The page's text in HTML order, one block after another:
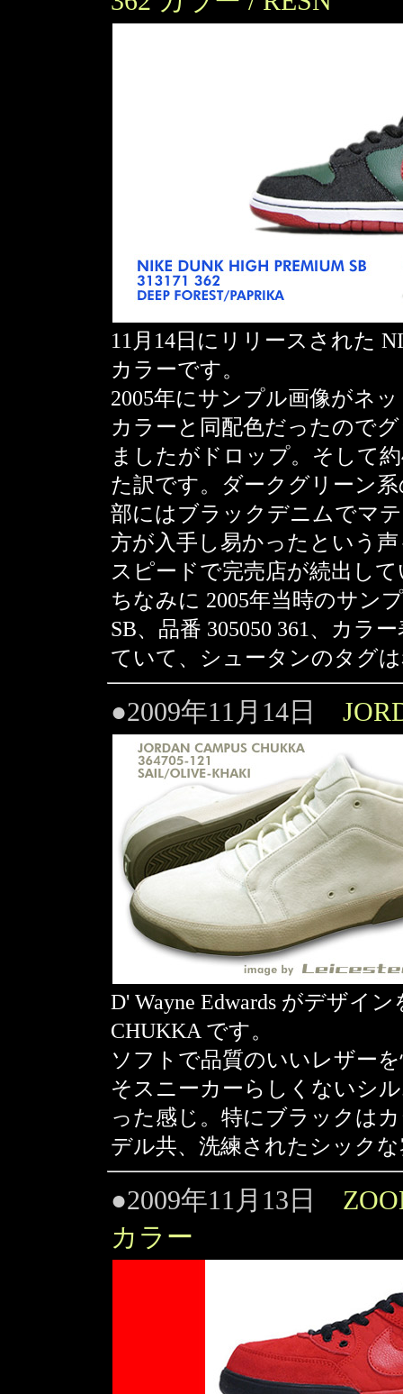
11月14日にリリースされた
カラーです。
2005年にサンプル画像がネ
カラーと同配色だったので
ましたがドロップ。そして
た訳です。ダークグリーン
部にはブラックデニムでマ
方が入手し易かったという
スピードで完売店が続出し
ちなみに 2005年当時のサン
SB、品番 305050 361、カラ
ていて、シュータンのタグ
●2009年11月14日
D' Wayne Edwards がデザイ
CHUKKA です。
ソフトで品質のいいレザー
そスニーカーらしくないシ
った感じ。特にブラックは
デル共、洗練されたシック
●2009年11月13日
カラー